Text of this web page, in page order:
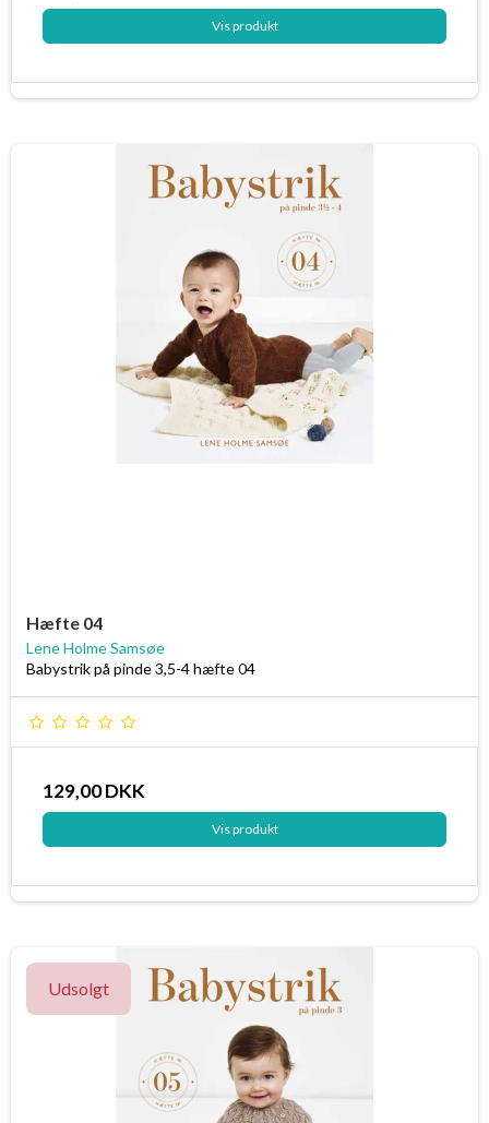
Vis produkt
Hæfte 04
Lene Holme Samsøe
Babystrik på pinde 3,5-4 hæfte 04
129,00 DKK
Vis produkt
Udsolgt